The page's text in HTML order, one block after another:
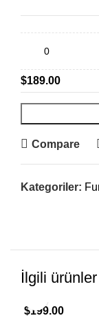
$189.00
Compare
Kategoriler:
İlgili ürünler
$199.00